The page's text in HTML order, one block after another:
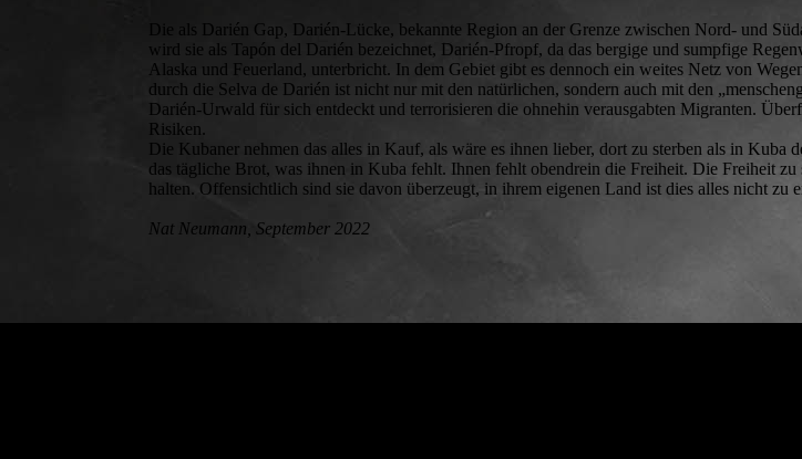
Die als Darién Gap, Darién-Lücke, bekannte Region an der Grenze zwischen Nord- und
wird sie als Tapón del Darién bezeichnet, Darién-Pfropf, da das bergige und sumpfige
Alaska und Feuerland, unterbricht. In dem Gebiet gibt es dennoch ein weites Netz von
durch die Selva de Darién ist nicht nur mit den natürlichen, sondern auch mit den
Darién-Urwald für sich entdeckt und terrorisieren die ohnehin verausgabten Migranten.
Risiken.
Die Kubaner nehmen das alles in Kauf, als wäre es ihnen lieber, dort zu sterben als in
das tägliche Brot, was ihnen in Kuba fehlt. Ihnen fehlt obendrein die Freiheit. Die Freiheit
halten. Offensichtlich sind sie davon überzeugt, in ihrem eigenen Land ist dies alles nicht zu
Nat Neumann, September 2022